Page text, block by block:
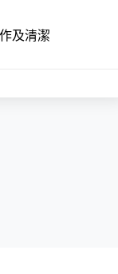
及清潔